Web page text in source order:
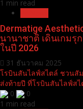
1 min read
Dermatige
นานาชาติ เดินเกมรุ
ในปี 2026
31 ธันวาคม 2025
โรบินสันไลฟ์สไตล์ ชวนสัม
ส่งท้ายปี ที่โรบินสันไลฟ์ส
0
0
1 min read